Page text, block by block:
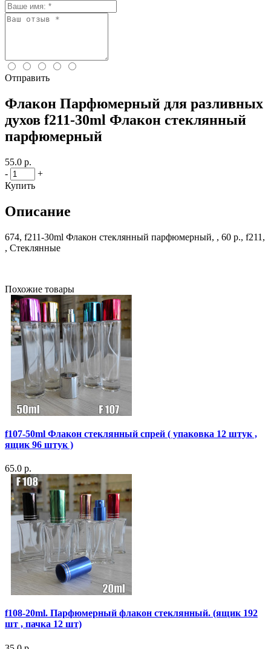
Отправить
Флакон Парфюмерный для разливных
духов f211-30ml Флакон стеклянный
парфюмерный
55.0 р.
-
+
Купить
Описание
674, f211-30ml Флакон стеклянный парфюмерный, , 60 р., f211,
, Стеклянные
Похожие товары
f107-50ml Флакон стеклянный спрей ( упаковка 12 штук ,
ящик 96 штук )
65.0 р.
f108-20ml. Парфюмерный флакон стеклянный. (ящик 192
шт , пачка 12 шт)